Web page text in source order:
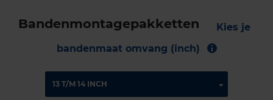
Bandenmontagepakketten
Kies je
bandenmaat omvang (inch)